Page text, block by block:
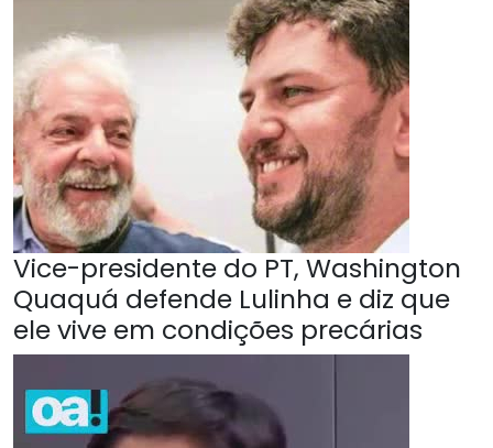
Vice-presidente do PT, Washington
Quaquá defende Lulinha e diz que
ele vive em condições precárias